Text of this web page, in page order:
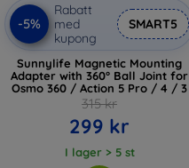
-5%
Rabatt
med
kupong
SMART5
Sunnylife Magnetic Mounting
Adapter with 360° Ball Joint for
Osmo 360 / Action 5 Pro / 4 / 3
315 kr
299 kr
I lager > 5 st